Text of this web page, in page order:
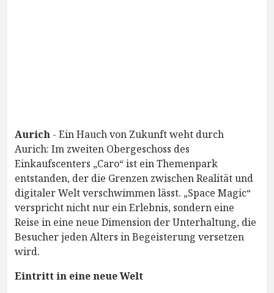
Aurich - Ein Hauch von Zukunft weht durch
Aurich: Im zweiten Obergeschoss des
Einkaufscenters „Caro“ ist ein Themenpark
entstanden, der die Grenzen zwischen Realität und
digitaler Welt verschwimmen lässt. „Space Magic“
verspricht nicht nur ein Erlebnis, sondern eine
Reise in eine neue Dimension der Unterhaltung, die
Besucher jeden Alters in Begeisterung versetzen
wird.
Eintritt in eine neue Welt